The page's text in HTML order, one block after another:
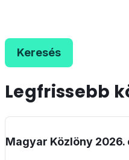
Keresés
Legfrissebb
Magyar Közlöny 2026.